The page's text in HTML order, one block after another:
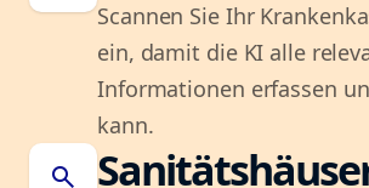
Scannen Sie Ihr
ein, damit die KI alle
Informationen erfassen
kann.
search